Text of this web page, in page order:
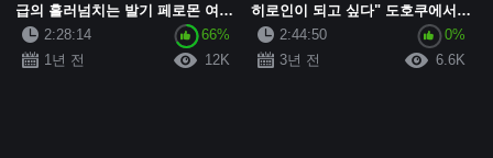
급의 흘러넘치는 발기 페로몬 여배
우 경력 11년째 없는 극상 누키 테
크 지금이 최고로 에로! 아마추어
2:28:14
66%
1년 전
12K
히로인이 되고 싶다" 도호쿠에서
로컬 탤런트로 활동하던 진짜 연예
인, 자신감 넘치는 섹스로 ...
2:44:50
0%
3년 전
6.6K